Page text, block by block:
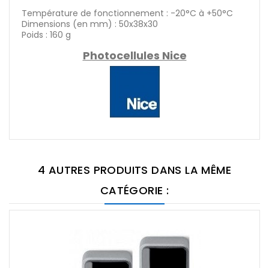
Température de fonctionnement : -20°C à +50°C
Dimensions (en mm) : 50x38x30
Poids : 160 g
Photocellules Nice
4 AUTRES PRODUITS DANS LA MÊME
CATÉGORIE :